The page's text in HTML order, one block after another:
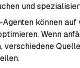
und
Agenten können
Wenn
verschiedene